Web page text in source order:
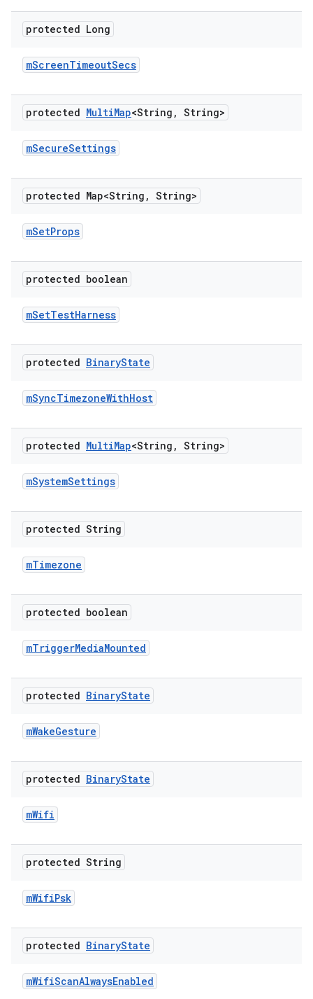
protected Long
mScreenTimeoutSecs
protected MultiMap<String , String>
mSecureSettings
protected Map<String , String>
mSetProps
protected boolean
mSetTestHarness
protected BinaryState
mSyncTimezoneWithHost
protected MultiMap<String , String>
mSystemSettings
protected String
mTimezone
protected boolean
mTriggerMediaMounted
protected BinaryState
mWakeGesture
protected BinaryState
mWifi
protected String
mWifiPsk
protected BinaryState
mWifiScanAlwaysEnabled